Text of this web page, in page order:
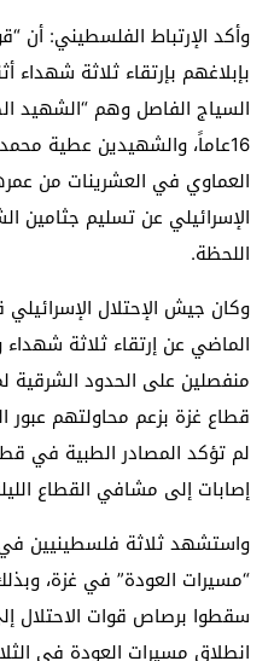
وأكد الإرتباط الفلسطيني: أن
بإبلاغهم بإرتقاء ثلاثة شهداء
السياج الفاصل وهم “الشهيد
16عاماً، والشهيدين عطية
العماوي في العشرينات من
الإسرائيلي عن تسليم جثامين
اللحظة.
وكان جيش الإحتلال
الماضي عن إرتقاء ثلاثة
منفصلين على الحدود
قطاع غزة بزعم محاولتهم عبور
لم تؤكد المصادر الطبية في
إصابات إلى مشافي القطاع
واستشهد ثلاثة فلسطينيين في
“مسيرات العودة” في غزة،
سقطوا برصاص قوات الاحتلال
انطلاق مسيرات العودة في